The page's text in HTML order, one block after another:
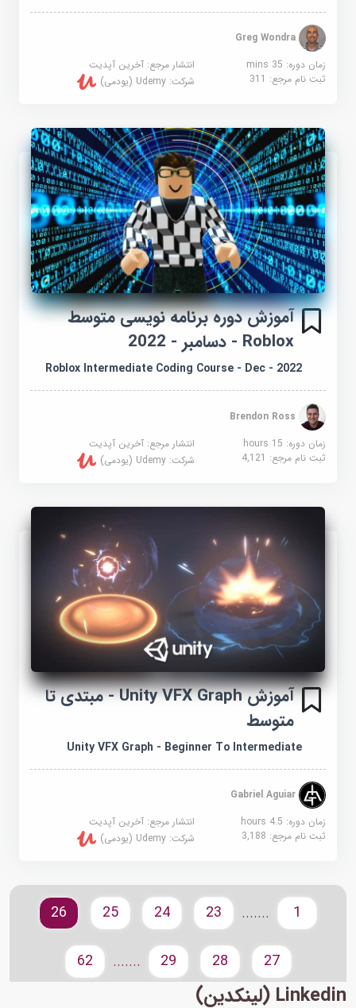
Greg Wondra
زمان دوره: 35 mins
انتشار مرجع:آخرین آپدیت
ثبت نام مرجع:311 شرکت:Udemy (یودمی)
Roblox - دسامبر - 2022
Roblox Intermediate Coding Course - Dec - 2022
Brendon Ross
زمان دوره: 15 hours
انتشار مرجع:آخرین آپدیت
ثبت نام مرجع:4,121 شرکت:Udemy (یودمی)
آموزش Unity VFX Graph - مبتدی تا
متوسط
Unity VFX Graph - Beginner To Intermediate
Gabriel Aguiar
زمان دوره: 4.5 hours
انتشار مرجع:آخرین آپدیت
ثبت نام مرجع:3,188 شرکت:Udemy (یودمی)
.......
23
24
25
26
27
28
29
.......
62
Linkedin (لینکدین)